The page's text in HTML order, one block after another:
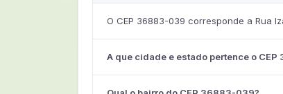
O CEP 36883-039 corresponde a Rua
A que cidade e estado pertence o